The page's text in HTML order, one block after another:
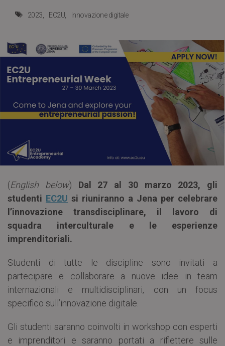
2023 EC2U innovazione digitale
(English below) Dal 27 al 30 marzo 2023, gli
studenti EC2U si riuniranno a Jena per celebrare
l’innovazione transdisciplinare, il lavoro di
squadra interculturale e le esperienze
imprenditoriali.
Studenti di tutte le discipline sono invitati a
partecipare e collaborare a nuove idee in team
internazionali e multidisciplinari, con un focus
specifico sull’innovazione digitale.
Gli studenti saranno coinvolti in workshop con esperti
e imprenditori e saranno portati a riflettere sulle